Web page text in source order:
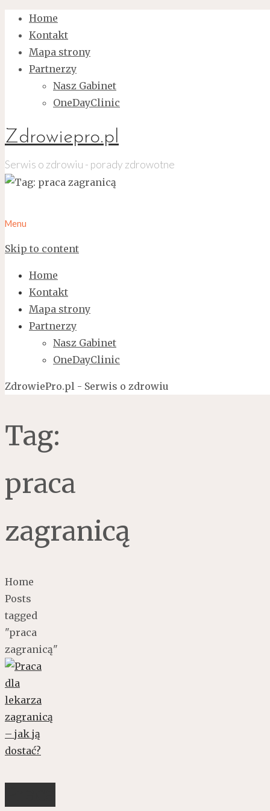
Home
Kontakt
Mapa strony
Partnerzy
Nasz Gabinet
OneDayClinic
Zdrowiepro.pl
Serwis o zdrowiu - porady zdrowotne
Menu
Skip to content
Home
Kontakt
Mapa strony
Partnerzy
Nasz Gabinet
OneDayClinic
ZdrowiePro.pl - Serwis o zdrowiu
Tag:
praca
zagranicą
Home
Posts
tagged
"praca
zagranicą"